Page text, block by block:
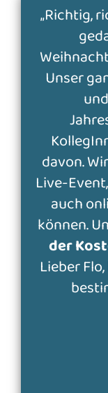
„Richtig,
Unser
davon.
Live-
auch
können.
der
Lieber